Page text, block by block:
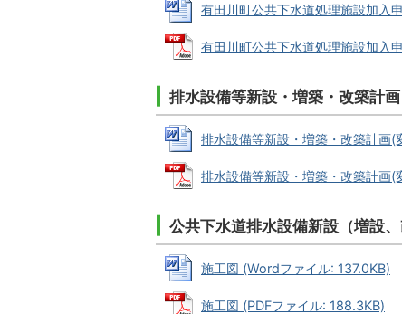
有田川町公共下水道処理施設加入
有田川町公共下水道処理施設加入
排水設備等新設・増築・改築計
排水設備等新設・増築・改築計画
排水設備等新設・増築・改築計画
公共下水道排水設備新設（増設
施工図 (Wordファイル: 137.0KB)
施工図 (PDFファイル: 188.3KB)